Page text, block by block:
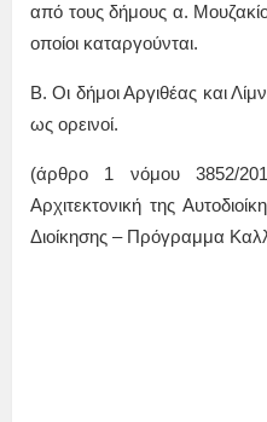
από τους δήμους α.
οποίοι καταργούνται.
Β. Οι δήμοι Αργιθέας και
ως ορεινοί.
(άρθρο 1 νόμου 3852/
Αρχιτεκτονική της
Διοίκησης – Πρόγραμμα